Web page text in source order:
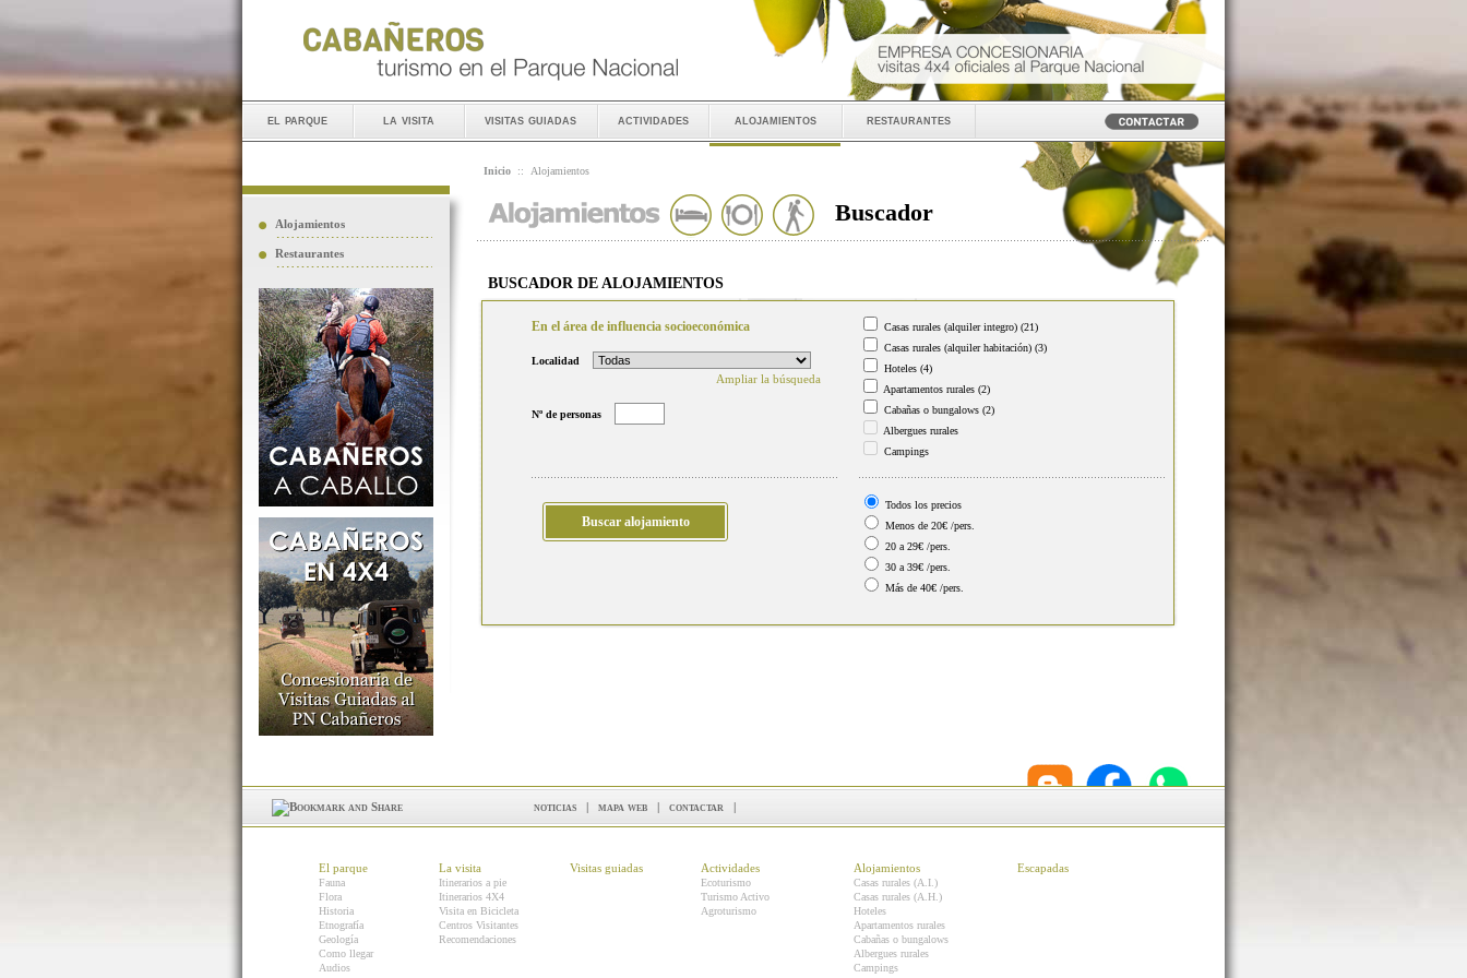
el parque la visita visitas guiadas actividades alojamientos restaurantes
Alojamientos
Restaurantes
Inicio :: Alojamientos
Buscador
BUSCADOR DE ALOJAMIENTOS
En el área de influencia socioeconómica
Localidad
Ampliar la búsqueda
Nº de personas
Casas rurales (alquiler integro) (21)
Casas rurales (alquiler habitación) (3)
Hoteles (4)
Apartamentos rurales (2)
Cabañas o bungalows (2)
Albergues rurales
Campings
Todos los precios
Menos de 20€ /pers.
20 a 29€ /pers.
30 a 39€ /pers.
Más de 40€ /pers.
noticias | mapa web | contactar |
El parque
Fauna
Flora
Historia
Etnografía
Geología
Como llegar
Audios
La visita
Itinerarios a pie
Itinerarios 4X4
Visita en Bicicleta
Centros Visitantes
Recomendaciones
Visitas guiadas Actividades
Ecoturismo
Turismo Activo
Agroturismo
Alojamientos
Casas rurales (A.I.)
Casas rurales (A.H.)
Hoteles
Apartamentos rurales
Cabañas o bungalows
Albergues rurales
Campings
Escapadas